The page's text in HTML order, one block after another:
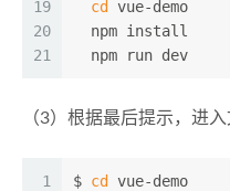
19
20
21
cd
vue-demo
  npm install
  npm run dev
（3）根据最后提示，进
1
$ cd
vue-demo